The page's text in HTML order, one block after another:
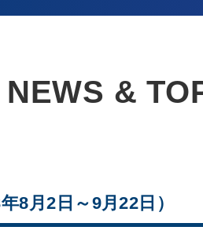
NEWS &
8月2日～9月22日）